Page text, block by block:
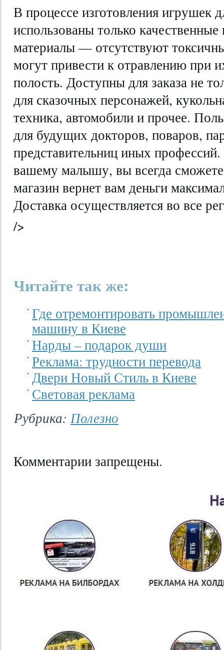
В процессе изготовления игрушек
использованы только
материалы — отсутствуют
могут привести к отравлению при
полость. Доступны для заказа не
для сказочных персонажей,
техника, автомобили и прочее.
для будущих докторов, поваров,
представительниц иных
вашему малышу, вы всегда сможете
магазин вернет вам деньги
Доставка осуществляется во все
/>
Читайте так же:
Где отремонтировать
машину в Киеве
Нарды – подарок души
Реклама: трудности перевода
Двери Новый Стиль в Киеве
Световая реклама
Рубрика:Полезно
Комментарии запрещены.